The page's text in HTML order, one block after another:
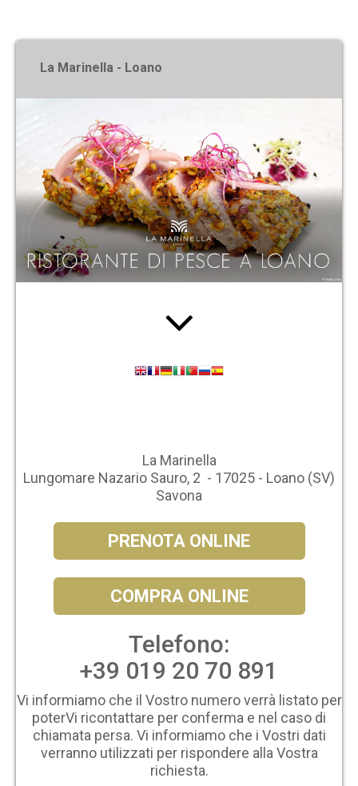
La Marinella - Loano
La Marinella
Lungomare Nazario Sauro, 2 - 17025 - Loano (SV)
Savona
PRENOTA ONLINE
COMPRA ONLINE
Telefono:
+39 019 20 70 891
Vi informiamo che il Vostro numero verrà listato per
poterVi ricontattare per conferma e nel caso di
chiamata persa. Vi informiamo che i Vostri dati
verranno utilizzati per rispondere alla Vostra
richiesta.